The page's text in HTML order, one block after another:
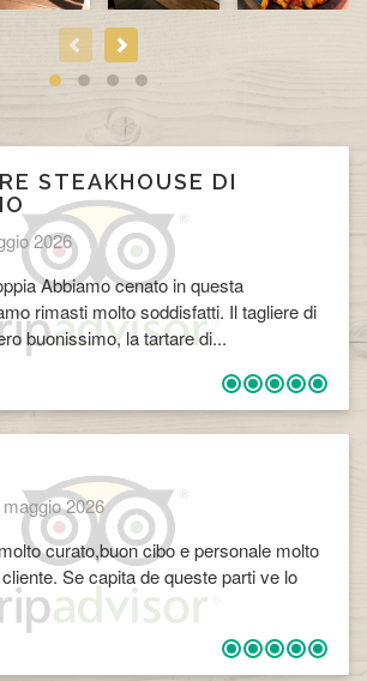
STEAKHOUSE DI
2026
Abbiamo cenato in questa
rimasti molto soddisfatti. Il tagliere di
buonissimo, la tartare di...
maggio 2026
curato,buon cibo e personale molto
Se capita de queste parti ve lo